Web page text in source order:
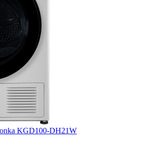
KGD100-DH21W